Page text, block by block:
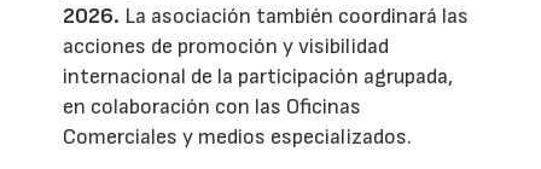
2026. La asociación también coordinará las
acciones de promoción y visibilidad
internacional de la participación agrupada,
en colaboración con las Oficinas
Comerciales y medios especializados.